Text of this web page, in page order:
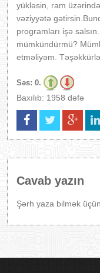
yükləsin, ram
vəziyyətə
programları işə
mümkündürmü?
etməliyəm.
Səs: 0.
Baxılıb: 1958 dəfə
Cavab yazın
Şərh yaza bilmək üçün